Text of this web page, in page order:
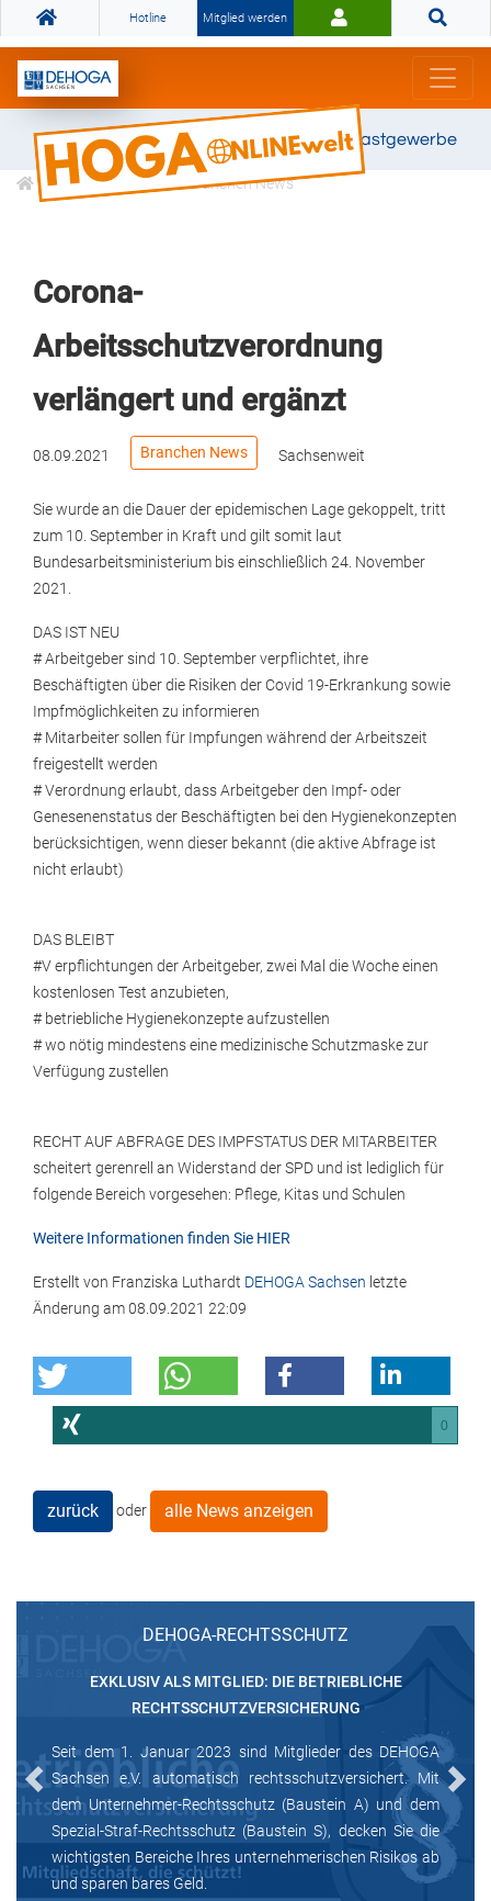
Hotline Mitglied werden
Gemeinsam stark für das Gastgewerbe
Informationen Branchen News
Corona-
Arbeitsschutzverordnung
verlängert und ergänzt
08.09.2021 Branchen News Sachsenweit
Sie wurde an die Dauer der epidemischen Lage gekoppelt, tritt
zum 10. September in Kraft und gilt somit laut
Bundesarbeitsministerium bis einschließlich 24. November
2021.
DAS IST NEU
# Arbeitgeber sind 10. September verpflichtet, ihre
Beschäftigten über die Risiken der Covid 19-Erkrankung sowie
Impfmöglichkeiten zu informieren
# Mitarbeiter sollen für Impfungen während der Arbeitszeit
freigestellt werden
# Verordnung erlaubt, dass Arbeitgeber den Impf- oder
Genesenenstatus der Beschäftigten bei den Hygienekonzepten
berücksichtigen, wenn dieser bekannt (die aktive Abfrage ist
nicht erlaubt)
DAS BLEIBT
#V erpflichtungen der Arbeitgeber, zwei Mal die Woche einen
kostenlosen Test anzubieten,
# betriebliche Hygienekonzepte aufzustellen
# wo nötig mindestens eine medizinische Schutzmaske zur
Verfügung zustellen
RECHT AUF ABFRAGE DES IMPFSTATUS DER MITARBEITER
scheitert gerenrell an Widerstand der SPD und ist lediglich für
folgende Bereich vorgesehen: Pflege, Kitas und Schulen
Weitere Informationen finden Sie HIER
Erstellt von Franziska Luthardt DEHOGA Sachsen letzte
Änderung am08.09.2021 22:09
0
zurück oder alle News anzeigen
DEHOGA-RECHTSSCHUTZ
EXKLUSIV ALS MITGLIED: DIE BETRIEBLICHE
RECHTSSCHUTZVERSICHERUNG
Seit dem 1. Januar 2023 sind Mitglieder des DEHOGA
Sachsen e.V. automatisch rechtsschutzversichert. Mit
dem Unternehmer-Rechtsschutz (Baustein A) und dem
Spezial-Straf-Rechtsschutz (Baustein S), decken Sie die
wichtigsten Bereiche Ihres unternehmerischen Risikos ab
und sparen bares Geld.
Previous Next